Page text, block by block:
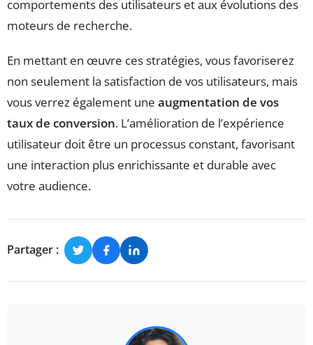
comportements des utilisateurs et aux évolutions des
moteurs de recherche.
En mettant en œuvre ces stratégies, vous favoriserez
non seulement la satisfaction de vos utilisateurs, mais
vous verrez également une augmentation de vos
taux de conversion. L’amélioration de l’expérience
utilisateur doit être un processus constant, favorisant
une interaction plus enrichissante et durable avec
votre audience.
Partager :